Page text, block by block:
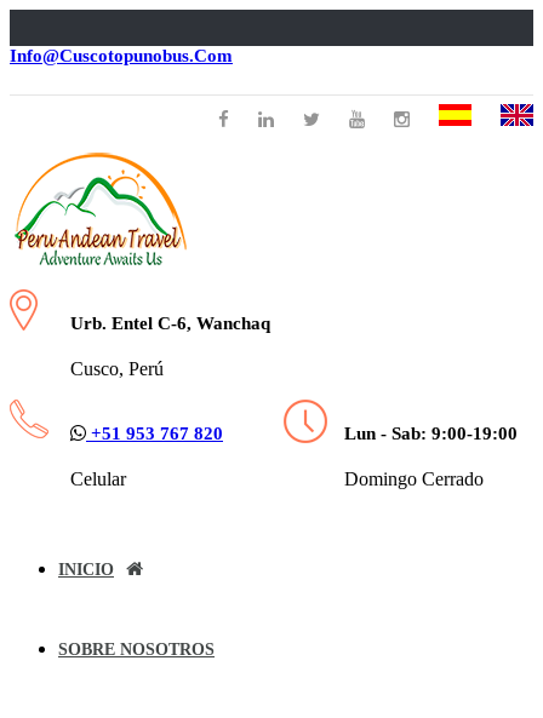
Info@cuscotopunobus.com
Urb. Entel C-6, Wanchaq
Cusco, Perú
+51 953 767 820
Celular
Lun - Sab: 9:00-19:00
Domingo Cerrado
INICIO
SOBRE NOSOTROS